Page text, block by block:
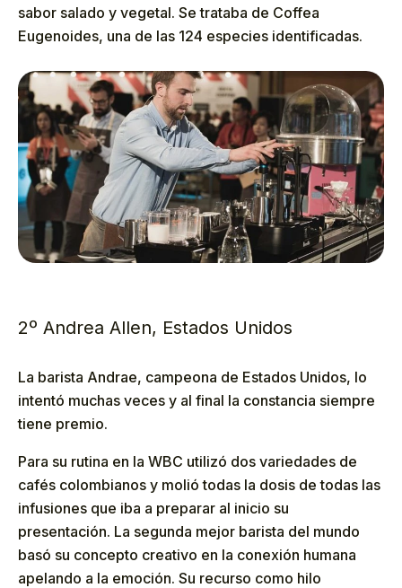
sabor salado y vegetal. Se trataba de Coffea
Eugenoides, una de las 124 especies identificadas.
2º Andrea Allen, Estados Unidos
La barista Andrae, campeona de Estados Unidos, lo
intentó muchas veces y al final la constancia siempre
tiene premio.
Para su rutina en la WBC utilizó dos variedades de
cafés colombianos y molió todas la dosis de todas las
infusiones que iba a preparar al inicio su
presentación. La segunda mejor barista del mundo
basó su concepto creativo en la conexión humana
apelando a la emoción. Su recurso como hilo